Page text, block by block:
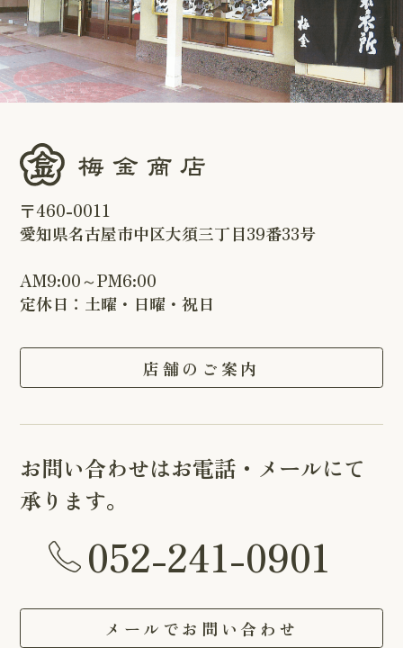
〒460-0011
愛知県名古屋市中区大須三丁目39番33号
AM9:00～PM6:00
定休日：土曜・日曜・祝日
店舗のご案内
お問い合わせはお電話・メールにて
承ります。
052-241-0901
メールでお問い合わせ